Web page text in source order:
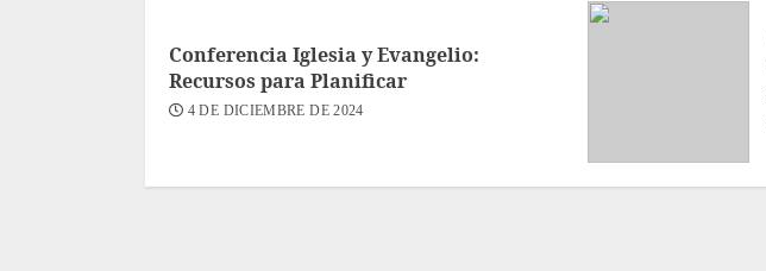
Conferencia Iglesia y Evangelio:
Recursos para Planificar
4 DE DICIEMBRE DE 2024